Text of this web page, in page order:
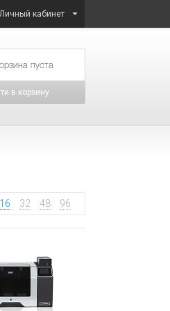
Личный кабинет
на сумму
в корзину
16 32 48 96